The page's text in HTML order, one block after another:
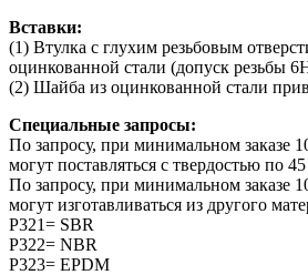
Вставки:
(1) Втулка с глухим резьбовым
оцинкованной стали (допуск резьбы
(2) Шайба из оцинкованной стали
Специальные запросы:
По запросу, при минимальном заказе
могут поставляться с твердостью по
По запросу, при минимальном заказе
могут изготавливаться из другого
P321= SBR
P322= NBR
P323= EPDM